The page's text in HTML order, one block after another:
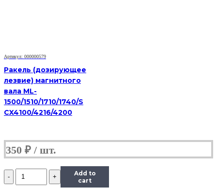
Артикул: 000000579
Ракель (дозирующее
лезвие) магнитного
вала ML-
1500/1510/1710/1740/S
CX4100/4216/4200
350 ₽
Количество
Дозирующее
Add to
cart